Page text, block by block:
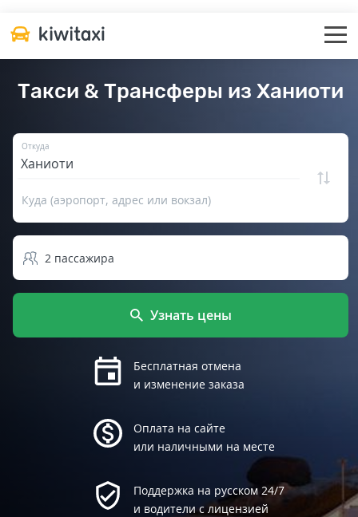
Такси & Трансферы из Ханиоти
Откуда
Куда (аэропорт, адрес или вокзал)
2 пассажира
Узнать цены
Бесплатная отмена
и изменение заказа
Оплата на сайте
или наличными на месте
Поддержка на русском 24/7
и водители с лицензией